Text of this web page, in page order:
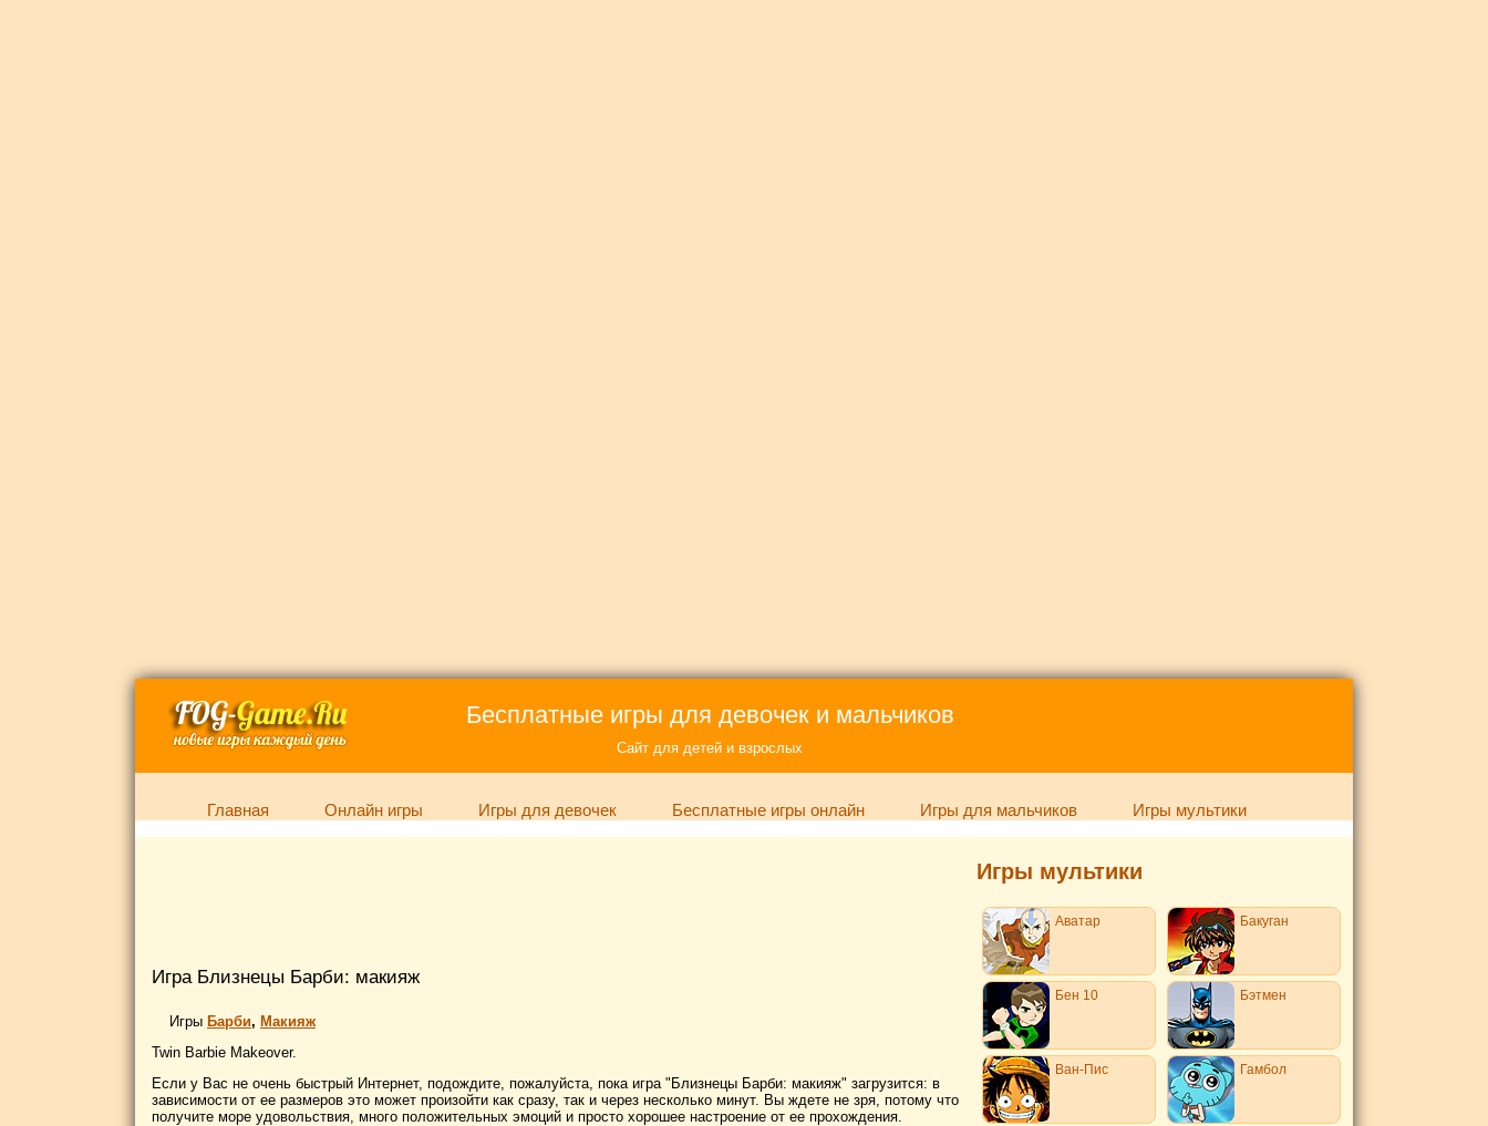
Бесплатные игры для девочек и мальчиков
Сайт для детей и взрослых
Главная Онлайн игры Игры для девочек Бесплатные игры онлайн Игры для мальчиков Игры мультики
Игра Близнецы Барби: макияж
Игры Барби, Макияж
Twin Barbie Makeover.
Если у Вас не очень быстрый Интернет, подождите, пожалуйста, пока игра "Близнецы Барби: макияж" загрузится: в
зависимости от ее размеров это может произойти как сразу, так и через несколько минут. Вы ждете не зря, потому что
получите море удовольствия, много положительных эмоций и просто хорошее настроение от ее прохождения.
Игры мультики
Аватар Бакуган
Бен 10 Бэтмен
Ван-Пис Гамбол